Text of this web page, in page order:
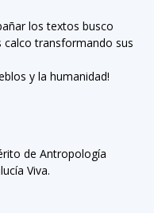
los textos busco
calco transformando sus
y la humanidad!
de Antropología
Viva.